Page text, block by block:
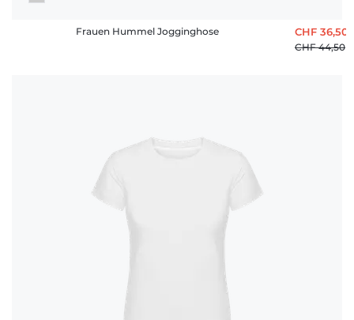
Frauen Hummel Jogginghose CHF 36,50
CHF 44,50